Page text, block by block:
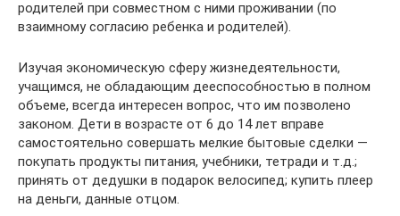
родителей при совместном с ними проживании (по
взаимному согласию ребенка и родителей).
Изучая экономическую сферу жизнедеятельности,
учащимся, не обладающим дееспособностью в полном
объеме, всегда интересен вопрос, что им позволено
законом. Дети в возрасте от 6 до 14 лет вправе
самостоятельно совершать мелкие бытовые сделки —
покупать продукты питания, учебники, тетради и т.д.;
принять от дедушки в подарок велосипед; купить плеер
на деньги, данные отцом.